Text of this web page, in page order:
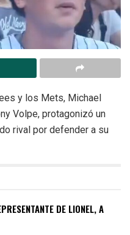
y los Mets, Michael
Volpe, protagonizó un
rival por defender a su
DE LIONEL, A